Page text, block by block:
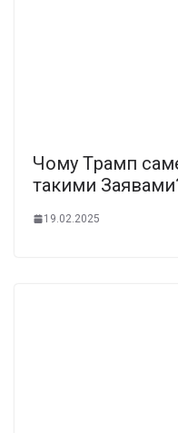
Чoму Тpамп
такими
19.02.2025